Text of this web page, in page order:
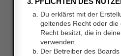
Du erklärst mit der
geltendes Recht oder
Recht besitzt, die in
verwenden.
Der Betreiber des